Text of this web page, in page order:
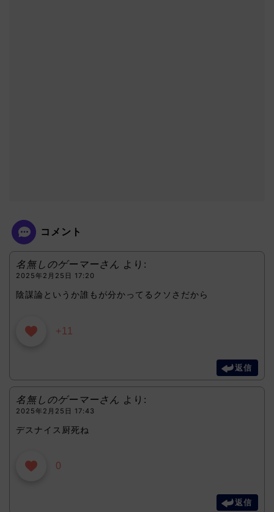
コメント
名無しのゲーマーさん より:
2025年2月25日 17:20
陰謀論というか誰もが分かってるクソさだから
+11
返信
名無しのゲーマーさん より:
2025年2月25日 17:43
デスナイス厨死ね
0
返信